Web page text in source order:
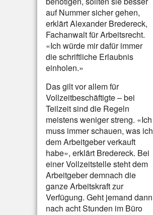
auf Nummer sicher gehen,
erklärt Alexander Bredereck,
Fachanwalt für Arbeitsrecht.
«Ich würde mir dafür immer
die schriftliche Erlaubnis
einholen.»
Das gilt vor allem für
Vollzeitbeschäftigte – bei
Teilzeit sind die Regeln
meistens weniger streng. «Ich
muss immer schauen, was ich
dem Arbeitgeber verkauft
habe», erklärt Bredereck. Bei
einer Vollzeitstelle steht dem
Arbeitgeber demnach die
ganze Arbeitskraft zur
Verfügung. Geht jemand dann
nach acht Stunden im Büro